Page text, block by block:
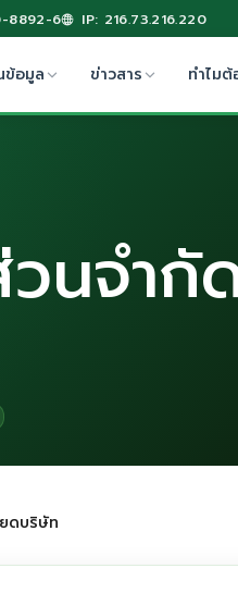
8892-6 IP: 216.73.216.220
ข้อมูล ข่าวสาร ทำไมต้
นจำกัด
ยดบริษัท